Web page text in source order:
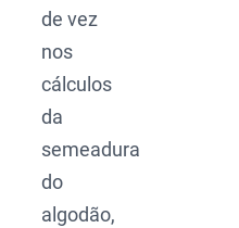
de vez
nos
cálculos
da
semeadura
do
algodão,